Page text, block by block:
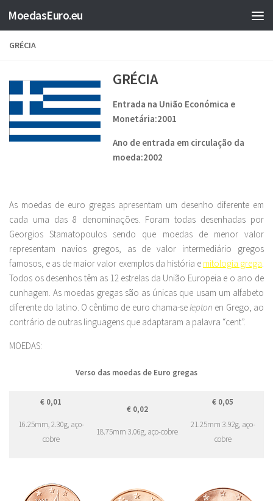
Skip to content
MoedasEuro.eu
GRÉCIA
GRÉCIA
Entrada na União Económica e
Monetária:2001
Ano de entrada em circulação da
moeda:2002
As moedas de euro gregas apresentam um desenho diferente em
cada uma das 8 denominações. Foram todas desenhadas por
Georgios Stamatopoulos sendo que moedas de menor valor
representam navios gregos, as de valor intermediário gregos
famosos, e as de maior valor exemplos da história e mitologia grega.
Todos os desenhos têm as 12 estrelas da União Europeia e o ano de
cunhagem. As moedas gregas são as únicas que usam um alfabeto
diferente do latino. O cêntimo de euro chama-selepton en Grego, ao
contrário de outras linguagens que adaptaram a palavra “cent”.
MOEDAS:
Verso das moedas de Euro gregas
€ 0,01
16.25mm, 2.30g, aço-
cobre
€ 0,02
18.75mm 3.06g, aço-cobre
€ 0,05
21.25mm 3.92g, aço-
cobre